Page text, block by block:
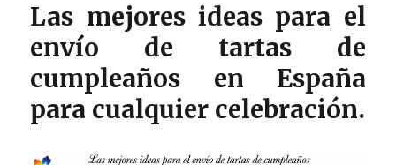
Las mejores ideas para el
envío de tartas de
cumpleaños en España
para cualquier celebración.